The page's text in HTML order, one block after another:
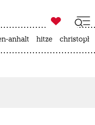

taz zahl ich
anhalt hitze